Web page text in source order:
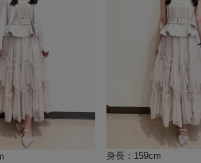
身長：159cm